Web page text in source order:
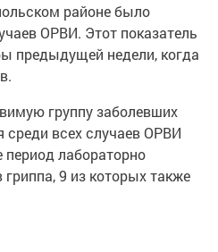
районе было
ОРВИ. Этот показатель
предыдущей недели, когда
группу заболевших
среди всех случаев ОРВИ
период лабораторно
9 из которых также